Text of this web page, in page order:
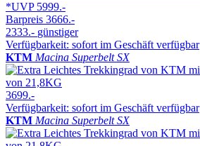
*UVP 5999.-
Barpreis 3666.-
2333.- günstiger
Verfügbarkeit: sofort im Geschäft verfügbar
KTM Macina Superbelt SX
3699.-
Verfügbarkeit: sofort im Geschäft verfügbar
KTM Macina Superbelt SX